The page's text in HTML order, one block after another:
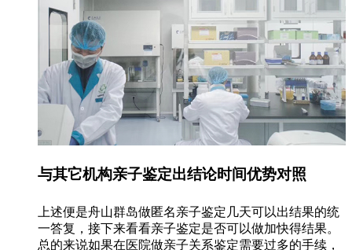
与其它机构亲子鉴定出结论时间优势对照
上述便是舟山群岛做匿名亲子鉴定几天可以出结果的统
一答复，接下来看看亲子鉴定是否可以做加快得结果。
总的来说如果在医院做亲子关系鉴定需要过多的手续，